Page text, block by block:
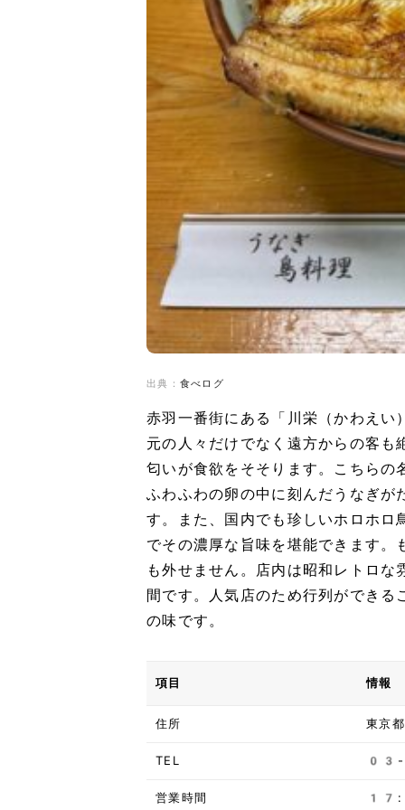
出典： 食べログ
赤羽一番街にある「川栄（かわえ
元の人々だけでなく遠方からの客
匂いが食欲をそそります。こちら
ふわふわの卵の中に刻んだうなぎ
す。また、国内でも珍しいホロホ
でその濃厚な旨味を堪能できます
も外せません。店内は昭和レトロ
間です。人気店のため行列ができ
の味です。
項目 情報
住所 東京
TEL
営業時間